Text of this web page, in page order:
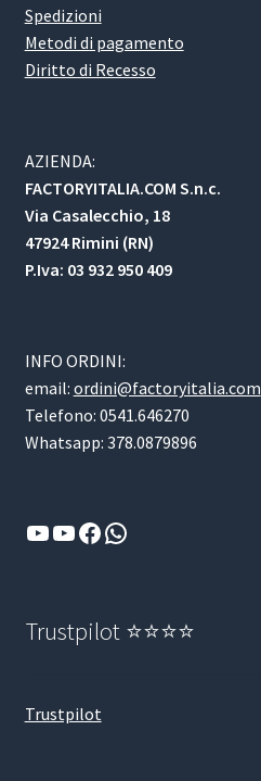
Spedizioni
Metodi di pagamento
Diritto di Recesso
AZIENDA:
FACTORYITALIA.COM S.n.c.
Via Casalecchio, 18
47924 Rimini (RN)
P.Iva: 03 932 950 409
INFO ORDINI:
email: ordini@factoryitalia.com
Telefono: 0541.646270
Whatsapp: 378.0879896
YouTube
YouTube
Facebook
WhatsApp
Trustpilot ⭐⭐⭐⭐
Trustpilot